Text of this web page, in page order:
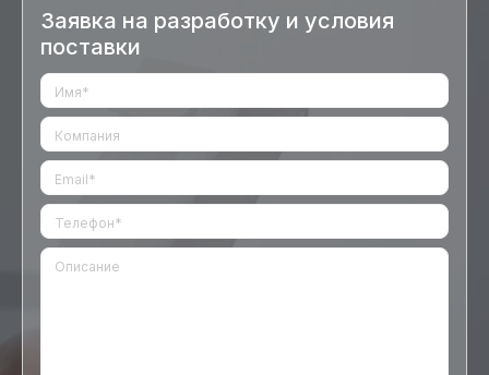
Заявка на разработку и условия
поставки